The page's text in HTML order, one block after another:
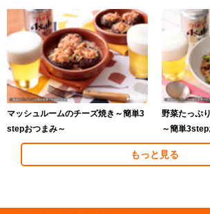
マッシュルームのチーズ焼き～簡単3
stepおつまみ～
野菜たっぷ
～簡単3step
もっと見る